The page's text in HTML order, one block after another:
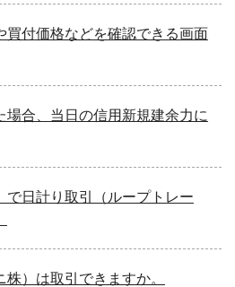
買付価格などを確認できる画面
場合、当日の信用新規建余力に
で日計り取引（ループトレー
）は取引できますか。